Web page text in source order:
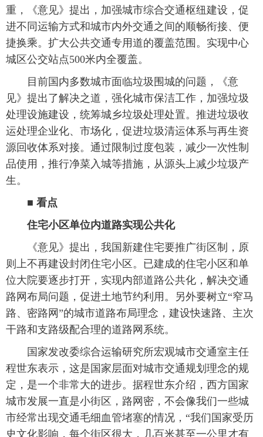
重，《意见》提出，加强城市综合交通枢纽建设，促
进不同运输方式和城市内外交通之间的顺畅衔接、便
捷换乘。扩大公共交通专用道的覆盖范围。实现中心
城区公交站点500米内全覆盖。
目前国内多数城市面临垃圾围城的问题，《意
见》提出了解决之道，强化城市保洁工作，加强垃圾
处理设施建设，统筹城乡垃圾处理处置。推进垃圾收
运处理企业化、市场化，促进垃圾清运体系与再生资
源回收体系对接。通过限制过度包装，减少一次性制
品使用，推行净菜入城等措施，从源头上减少垃圾产
生。
■ 看点
住宅小区单位内道路实现公共化
《意见》提出，我国新建住宅要推广街区制，原
则上不再建设封闭住宅小区。已建成的住宅小区和单
位大院要逐步打开，实现内部道路公共化，解决交通
路网布局问题，促进土地节约利用。另外要树立“窄马
路、密路网”的城市道路布局理念，建设快速路、主次
干路和支路级配合理的道路网系统。
国家发改委综合运输研究所宏观城市交通室主任
程世东表示，这是国家层面对城市交通规划理念的规
定，是一个非常大的进步。据程世东介绍，西方国家
城市发展一直是小街区，路网密，不会像我们一些城
市经常出现交通毛细血管堵塞的情况，“我们国家受历
史文化影响，每个街区很大，几百米甚至一公里才有